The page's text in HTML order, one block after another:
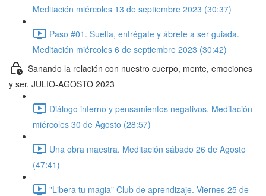
Meditación miércoles 13 de septiembre 2023 (30:37)
Paso #01. Suelta, entrégate y ábrete a ser guiada.
Meditación miércoles 6 de septiembre 2023 (30:42)
Sanando la relación con nuestro cuerpo, mente, emociones
y ser. JULIO-AGOSTO 2023
Diálogo interno y pensamientos negativos. Meditación
miércoles 30 de Agosto (28:57)
Una obra maestra. Meditación sábado 26 de Agosto
(47:41)
"Libera tu magia" Club de aprendizaje. Viernes 25 de